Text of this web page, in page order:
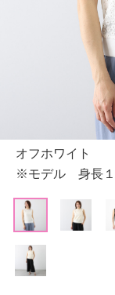
オフホワイト
※モデル 身長１